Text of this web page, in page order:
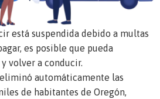
está suspendida debido a multas
es posible que pueda
volver a conducir.
automáticamente las
de habitantes de Oregón,